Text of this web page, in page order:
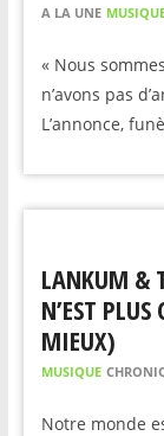
A LA UNE
« Nous
n’avons pas
L’annonce,
LANKUM &
N’EST
MIEUX)
MUSIQUE
Notre monde